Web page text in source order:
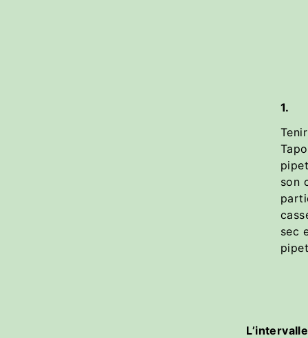
1.
son
sec